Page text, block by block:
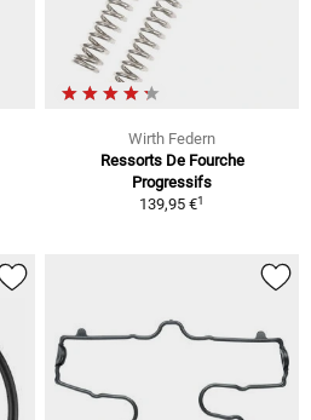
Wirth Federn
Ressorts De Fourche
Progressifs
139,95 €1